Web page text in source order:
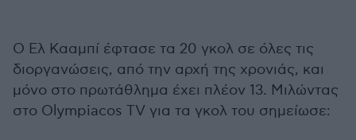
O Ελ Κααμπί έφτασε τα 20 γκολ σε όλες τις
διοργανώσεις, από την αρχή της χρονιάς, και
μόνο στο πρωτάθλημα έχει πλέον 13. Μιλώντας
στο Olympiacos TV για τα γκολ του σημείωσε: